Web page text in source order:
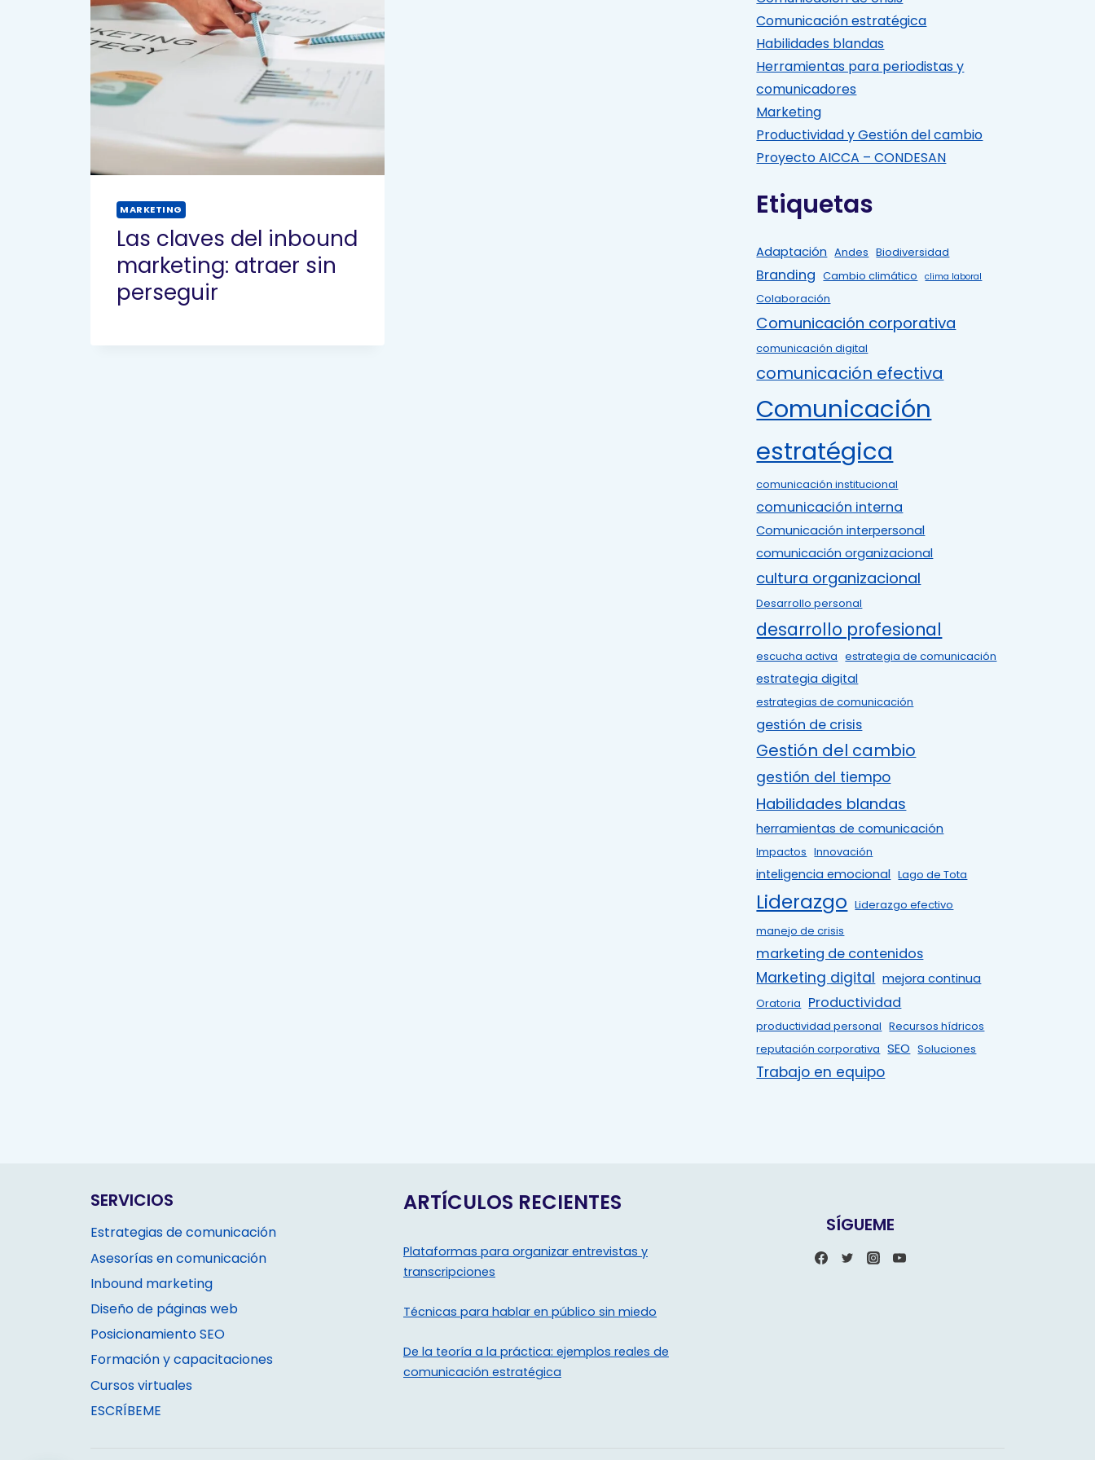
MARKETING
Las claves del inbound
marketing: atraer sin
perseguir
Comunicación estratégica
Habilidades blandas
Herramientas para periodistas y
comunicadores
Marketing
Productividad y Gestión del cambio
Proyecto AICCA – CONDESAN
Etiquetas
Adaptación Andes Biodiversidad
Branding Cambio climático clima laboral
Colaboración
Comunicación corporativa
comunicación digital
comunicación efectiva
Comunicación
estratégica
comunicación institucional
comunicación interna
Comunicación interpersonal
comunicación organizacional
cultura organizacional
Desarrollo personal
desarrollo profesional
escucha activa estrategia de comunicación
estrategia digital
estrategias de comunicación
gestión de crisis
Gestión del cambio
gestión del tiempo
Habilidades blandas
herramientas de comunicación
Impactos Innovación
inteligencia emocional Lago de Tota
Liderazgo Liderazgo efectivo
manejo de crisis
marketing de contenidos
Marketing digital mejora continua
Oratoria Productividad
productividad personal Recursos hídricos
reputación corporativa SEO Soluciones
Trabajo en equipo
SERVICIOS
Estrategias de comunicación
Asesorías en comunicación
Inbound marketing
Diseño de páginas web
Posicionamiento SEO
Formación y capacitaciones
Cursos virtuales
ESCRÍBEME
ARTÍCULOS RECIENTES
Plataformas para organizar entrevistas y
transcripciones
Técnicas para hablar en público sin miedo
De la teoría a la práctica: ejemplos reales de
comunicación estratégica
SÍGUEME